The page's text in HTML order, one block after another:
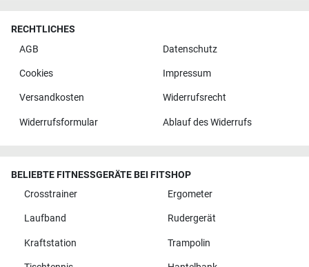
RECHTLICHES
AGB
Datenschutz
Cookies Impressum
Versandkosten Widerrufsrecht
Widerrufsformular Ablauf des Widerrufs
BELIEBTE FITNESSGERÄTE BEI FITSHOP
Crosstrainer
Ergometer
Laufband Rudergerät
Kraftstation Trampolin